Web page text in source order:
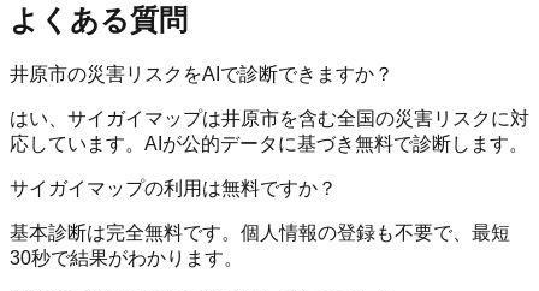
よくある質問
井原市の災害リスクをAIで診断できますか？
はい、サイガイマップは井原市を含む全国の災害リスクに対
応しています。AIが公的データに基づき無料で診断します。
サイガイマップの利用は無料ですか？
基本診断は完全無料です。個人情報の登録も不要で、最短
30秒で結果がわかります。